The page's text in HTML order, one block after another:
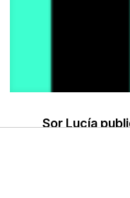
Sor Lucía